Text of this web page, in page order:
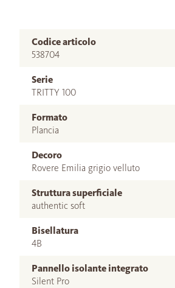
Codice articolo
538704
Serie
TRITTY 100
Formato
Plancia
Decoro
Rovere Emilia grigio velluto
Struttura superficiale
authentic soft
Bisellatura
4B
Pannello isolante integrato
Silent Pro